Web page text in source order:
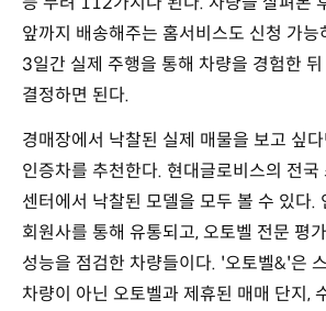
앞까지 배송해주는 홈서비스도 신청 가능
3일간 실제 주행을 통해 차량을 경험한
결정하면 된다.
경매장에서 낙찰된 실제 매물을 보고 싶
인증차를 추천한다. 현대글로비스의 전국
센터에서 낙찰된 모델을 모두 볼 수 있다.
회원사를 통해 유통되고, 오토벨 전문 평
성능을 점검한 차량들이다. '오토벨&'은
차량이 아닌 오토벨과 제휴된 매매 단지,